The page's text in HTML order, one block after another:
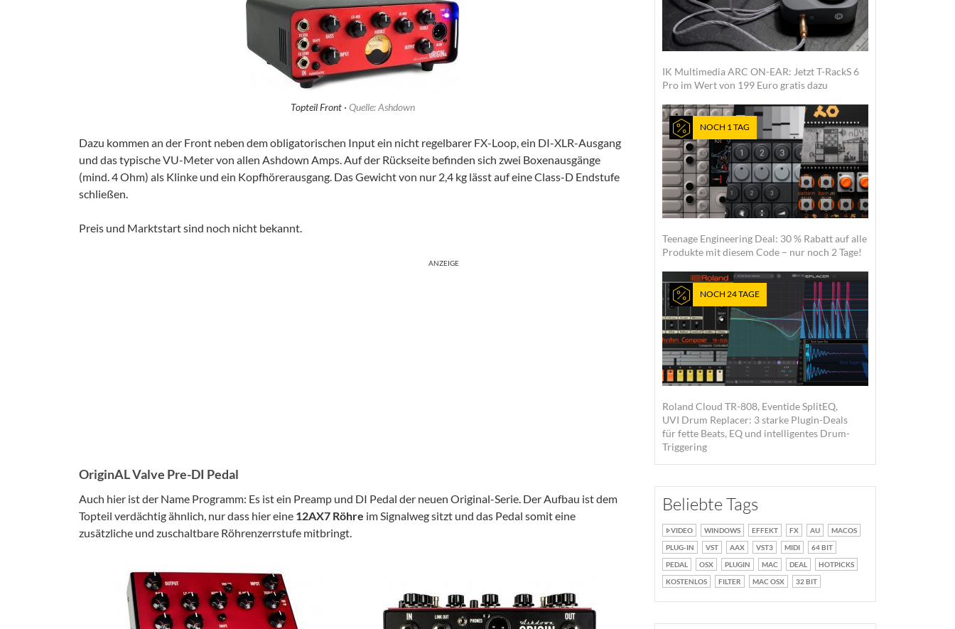
Topteil Front · Quelle: Ashdown
Dazu kommen an der Front neben dem obligatorischen Input ein nicht regelbarer FX-Loop, ein DI-XLR-Ausgang
und das typische VU-Meter von allen Ashdown Amps. Auf der Rückseite befinden sich zwei Boxenausgänge
(mind. 4 Ohm) als Klinke und ein Kopfhörerausgang. Das Gewicht von nur 2,4 kg lässt auf eine Class-D Endstufe
schließen.
Preis und Marktstart sind noch nicht bekannt.
ANZEIGE
OriginAL Valve Pre-DI Pedal
Auch hier ist der Name Programm: Es ist ein Preamp und DI Pedal der neuen Original-Serie. Der Aufbau ist dem
Topteil verdächtig ähnlich, nur dass hier eine 12AX7 Röhre im Signalweg sitzt und das Pedal somit eine
zusätzliche und zuschaltbare Röhrenzerrstufe mitbringt.
IK Multimedia ARC ON-EAR: Jetzt T-RackS 6
Pro im Wert von 199 Euro gratis dazu
NOCH 1 TAG
Teenage Engineering Deal: 30 % Rabatt auf alle
Produkte mit diesem Code – nur noch 2 Tage!
NOCH 24 TAGE
Roland Cloud TR-808, Eventide SplitEQ,
UVI Drum Replacer: 3 starke Plugin-Deals
für fette Beats, EQ und intelligentes Drum-
Triggering
Beliebte Tags
VIDEO WINDOWS EFFEKT FX AU
MACOS
PLUG-IN
VST AAX VST3 MIDI
64 BIT
PEDAL
OSX PLUGIN MAC DEAL
HOTPICKS
KOSTENLOS
FILTER MAC OSX 32 BIT